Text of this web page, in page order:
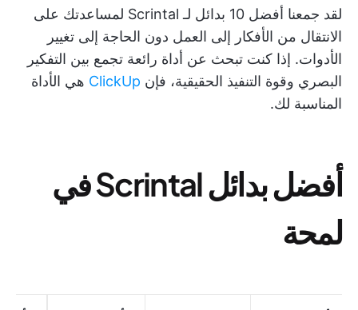
لقد جمعنا أفضل 10 بدائل لـ Scrintal لمساعدتك على
الانتقال من الأفكار إلى العمل دون الحاجة إلى تغيير
الأدوات. إذا كنت تبحث عن أداة رائعة تجمع بين التفكير
البصري وقوة التنفيذ الحقيقية، فإن ClickUp هي الأداة
المناسبة لك.
أفضل بدائل Scrintal في
لمحة